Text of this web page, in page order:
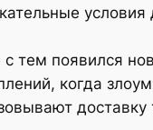
условия
с тем появился
когда
доставку